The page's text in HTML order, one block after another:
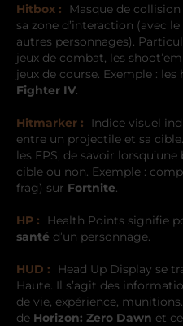
Hitbox :
Masque de
sa zone d’interaction (avec
autres personnages).
jeux de combat, les
jeux de course. Exemple : les
Fighter IV
Hitmarker :
Indice visuel
entre un projectile et sa
les FPS, de savoir
cible ou non. Exemple :
frag) sur Fortnite
HP : Health Points signifie
santé d’un personnage.
HUD :
Head Up Display se
Haute. Il s’agit des
de vie, expérience,
de Horizon: Zero Dawn et